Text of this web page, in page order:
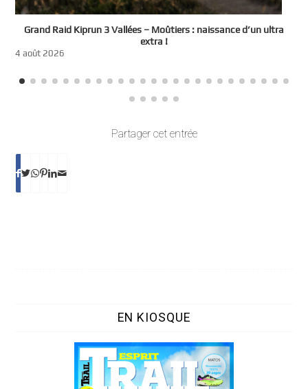
Grand Raid Kiprun 3 Vallées – Moûtiers : naissance d’un ultra
extra !
4 août 2026
Partager cet entrée
EN KIOSQUE